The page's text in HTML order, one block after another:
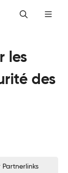
les
des